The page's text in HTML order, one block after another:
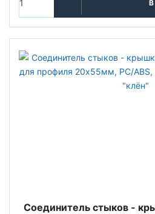
Cоединитель стыков -